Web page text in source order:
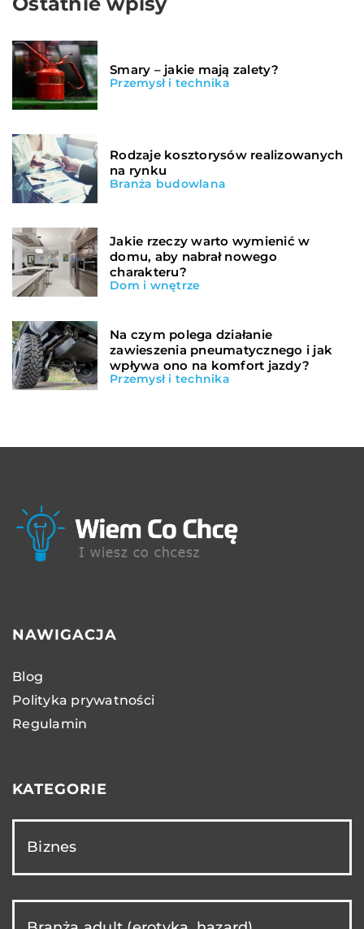
Smary – jakie mają zalety?
Przemysł i technika
Rodzaje kosztorysów realizowanych
na rynku
Branża budowlana
Jakie rzeczy warto wymienić w
domu, aby nabrał nowego
charakteru?
Dom i wnętrze
Na czym polega działanie
zawieszenia pneumatycznego i jak
wpływa ono na komfort jazdy?
Przemysł i technika
NAWIGACJA
Blog
Polityka prywatności
Regulamin
KATEGORIE
Biznes